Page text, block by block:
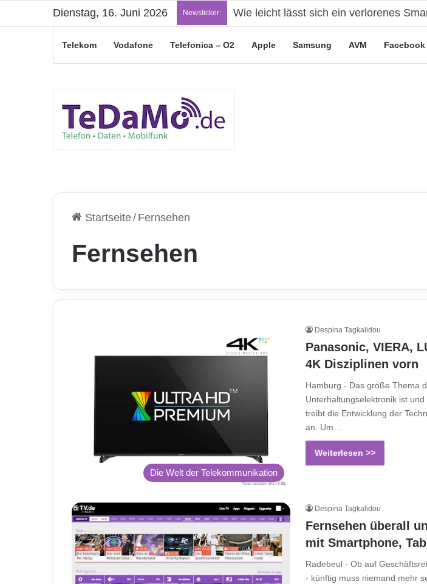
Dienstag, 16. Juni 2026 Newsticker: „Junge Leute“-Tarife: Marketing-Trick
Telekom Vodafone Telefonica – O2 Apple Samsung AVM Facebook
Startseite/ Fernsehen
Fernsehen
Die Welt der Telekommunikation
Despina Tagkalidou
Panasonic, VIERA,
4K Disziplinen vorn
Hamburg - Das große Thema
Unterhaltungselektronik ist
treibt die Entwicklung der
an. Um…
Weiterlesen >>
Despina Tagkalidou
Fernsehen überall
mit Smartphone,
Radebeul - Ob auf
- künftig muss niemand mehr